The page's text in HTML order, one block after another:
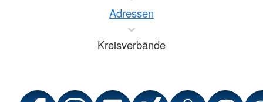
Adressen
Kreisverbände